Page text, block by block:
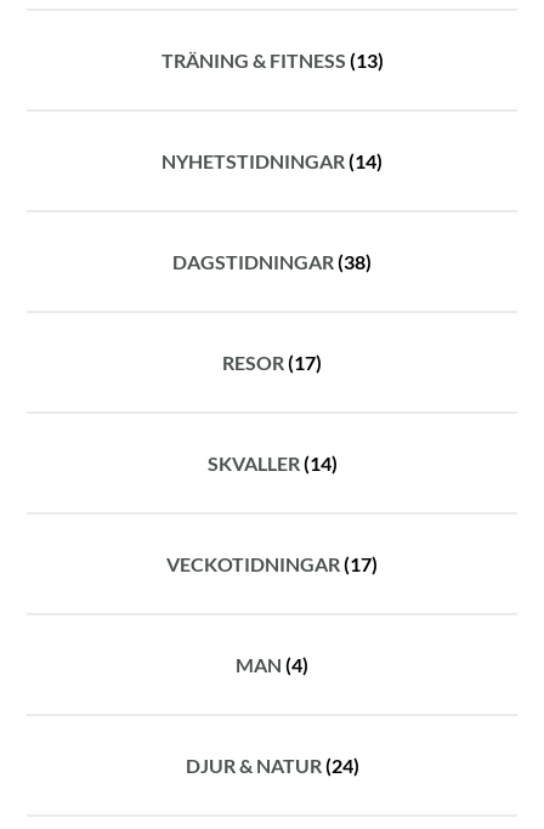
TRÄNING & FITNESS (13)
NYHETSTIDNINGAR(14)
DAGSTIDNINGAR(38)
RESOR(17)
SKVALLER(14)
VECKOTIDNINGAR(17)
MAN (4)
DJUR & NATUR(24)